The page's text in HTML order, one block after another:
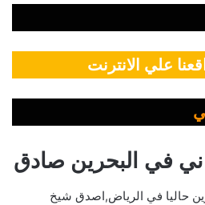
علي الانترنت
في البحرين صادق
حاليا في الرياض,اصدق شيخ